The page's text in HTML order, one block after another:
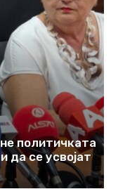
политичката
да се усвојат